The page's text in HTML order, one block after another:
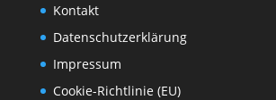
Kontakt
Datenschutzerklärung
Impressum
Cookie-Richtlinie (EU)